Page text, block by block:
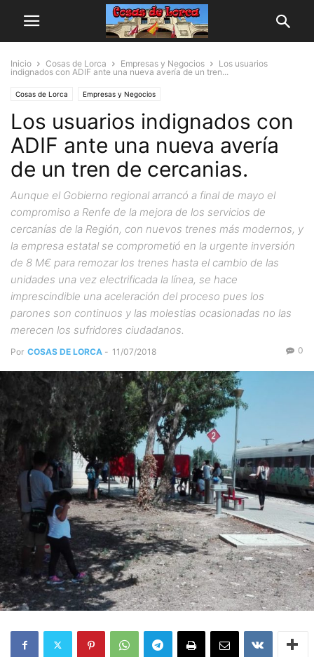
Inicio Cosas de Lorca Empresas y Negocios
Los usuarios
indignados con ADIF ante una nueva avería de un tren...
Cosas de Lorca Empresas y Negocios
Los usuarios indignados con
ADIF ante una nueva avería
de un tren de cercanias.
Aunque el Gobierno regional arrancó a final de mayo el
compromiso a Renfe de la mejora de los servicios de
cercanías de la Región, con nuevos trenes más modernos, y
la empresa estatal se comprometió en la urgente inversión
de 8 M€ para remozar los trenes hasta el cambio de las
unidades una vez electrificada la línea, se hace
imprescindible una aceleración del proceso pues los
parones son continuos y las molestias ocasionadas no las
merecen los sufridores ciudadanos.
Por COSAS DE LORCA - 11/07/2018 0